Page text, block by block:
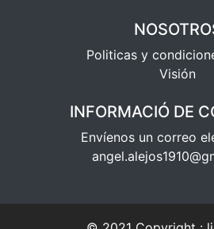
Politicas y
Visión
INFORMACIÓ DE
Envíenos un correo